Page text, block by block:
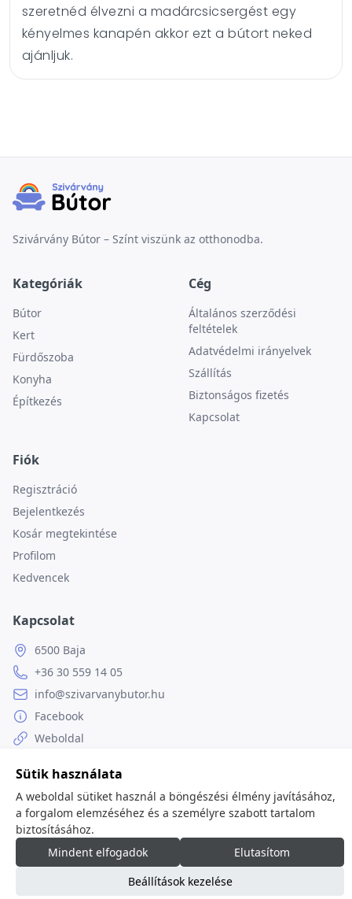
szeretnéd élvezni a madárcsicsergést egy
kényelmes kanapén akkor ezt a bútort neked
ajánljuk.
Szivárvány Bútor – Színt viszünk az otthonodba.
Kategóriák
Bútor
Kert
Fürdőszoba
Konyha
Építkezés
Cég
Általános szerződési
feltételek
Adatvédelmi irányelvek
Szállítás
Biztonságos fizetés
Kapcsolat
Fiók
Regisztráció
Bejelentkezés
Kosár megtekintése
Profilom
Kedvencek
Kapcsolat
6500 Baja
+36 30 559 14 05
info@szivarvanybutor.hu
Facebook
Weboldal
© 2026minden jog fenntartva.
Sütik használata
A weboldal sütiket használ a böngészési élmény javításához,
a forgalom elemzéséhez és a személyre szabott tartalom
biztosításához.
Mindent elfogadok
Elutasítom
Beállítások kezelése